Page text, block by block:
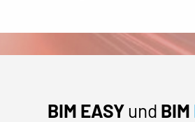
BIM EASYund BIM